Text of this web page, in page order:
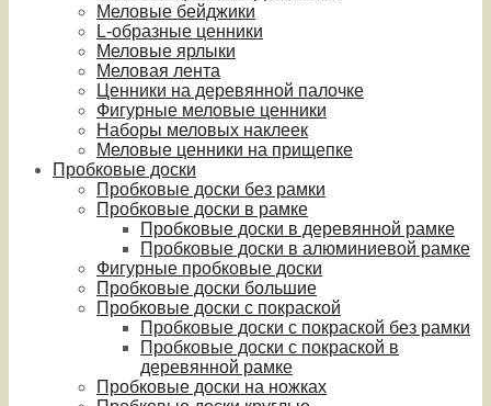
Меловые бейджики
L-образные ценники
Меловые ярлыки
Меловая лента
Ценники на деревянной палочке
Фигурные меловые ценники
Наборы меловых наклеек
Меловые ценники на прищепке
Пробковые доски
Пробковые доски без рамки
Пробковые доски в рамке
Пробковые доски в деревянной рамке
Пробковые доски в алюминиевой рамке
Фигурные пробковые доски
Пробковые доски большие
Пробковые доски с покраской
Пробковые доски с покраской без рамки
Пробковые доски с покраской в
деревянной рамке
Пробковые доски на ножках